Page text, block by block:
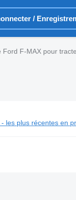
/
Ford F-MAX pour
- les plus récentes en